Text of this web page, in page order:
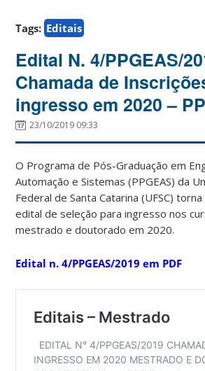
Tags: Editais
Edital N. 4/PPGEAS/
Chamada de
ingresso em 2020 –
23/10/2019 09:33
O Programa de Pós-Graduação em
Automação e Sistemas (PPGEAS) da
Federal de Santa Catarina (UFSC)
edital de seleção para ingresso nos
mestrado e doutorado em 2020.
Edital n. 4/PPGEAS/2019 em PDF